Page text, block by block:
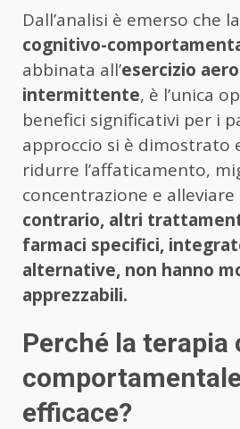
Dall’analisi è emerso che la
cognitivo-
abbinata all’esercizio
intermittente, è l’unica
benefici significativi per i
approccio si è dimostrato
ridurre l’affaticamento,
concentrazione e
contrario, altri
farmaci specifici,
alternative, non hanno
apprezzabili.
Perché la
efficace?